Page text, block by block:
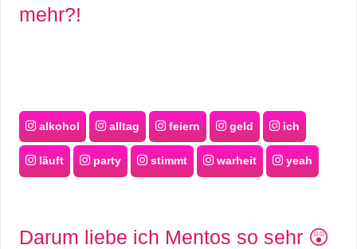
mehr?!
alkohol alltag feiern geld ich
läuft party stimmt warheit yeah
Darum liebe ich Mentos so sehr 😲